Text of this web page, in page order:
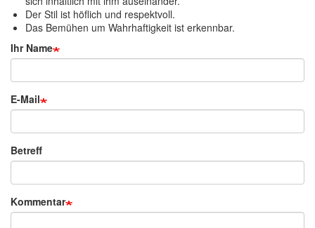
Der Stil ist höflich und respektvoll.
Das Bemühen um Wahrhaftigkeit ist erkennbar.
Ihr Name
E-Mail
Betreff
Kommentar